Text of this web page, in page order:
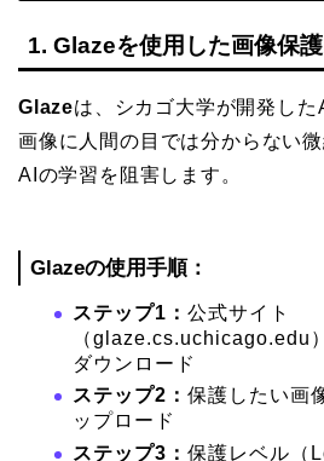
1. Glazeを使用した画像保護
Glazeは、シカゴ大学が開発した
画像に人間の目では分からない微
AIの学習を阻害します。
Glazeの使用手順：
ステップ1： 公式サイト
（glaze.cs.uchicago.edu
ダウンロード
ステップ2： 保護したい画
ップロード
ステップ3： 保護レベル（